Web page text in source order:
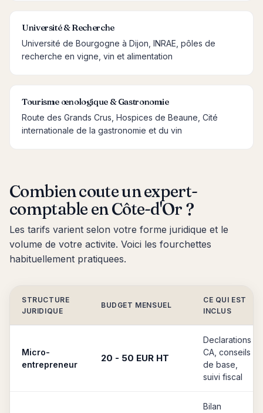
Université & Recherche
Université de Bourgogne à Dijon, INRAE, pôles de
recherche en vigne, vin et alimentation
Tourisme œnologique & Gastronomie
Route des Grands Crus, Hospices de Beaune, Cité
internationale de la gastronomie et du vin
Combien coute un expert-
comptable en Côte-d'Or ?
Les tarifs varient selon votre forme juridique et le
volume de votre activite. Voici les fourchettes
habituellement pratiquees.
STRUCTURE
JURIDIQUE
BUDGET MENSUEL
CE QUI EST
INCLUS
Micro-
entrepreneur
20 - 50 EUR HT
Declarations
CA, conseils
de base,
suivi fiscal
Bilan